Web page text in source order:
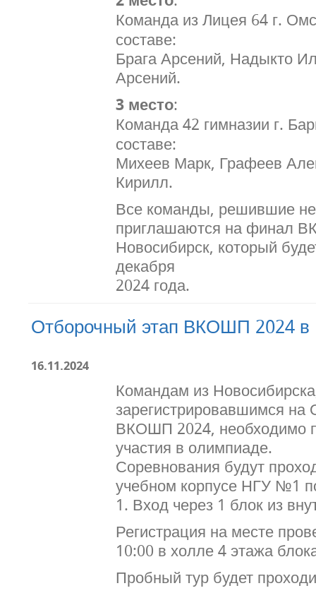
Команда из Лицея 64 г.
составе:
Брага Арсений, Надыкто
Арсений.
3 место:
Команда 42 гимназии г.
составе:
Михеев Марк, Графеев
Кирилл.
Все команды, решившие
приглашаются на финал
Новосибирск, который
декабря
2024 года.
Отборочный этап ВКОШП 2024 в
16.11.2024
Командам из
зарегистрировавшимся на
ВКОШП 2024, необходимо
участия в олимпиаде.
Соревнования будут
учебном корпусе НГУ №1
1. Вход через 1 блок из
Регистрация на месте
10:00 в холле 4 этажа
Пробный тур будет